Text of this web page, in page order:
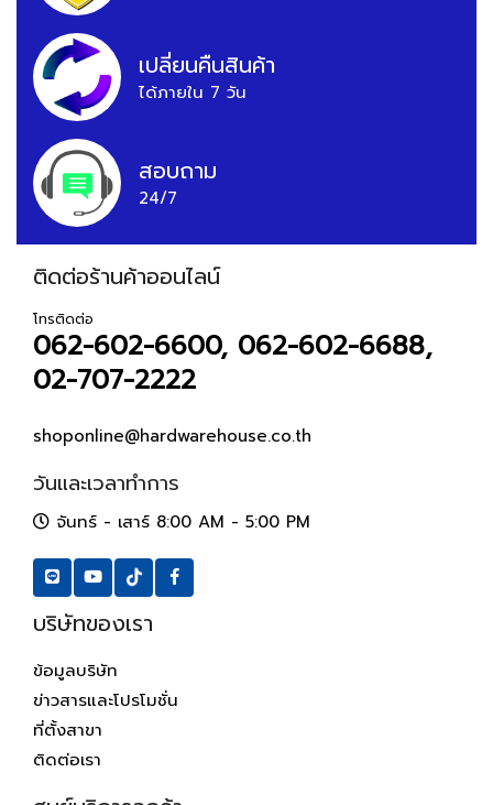
เปลี่ยนคืนสินค้า
ได้ภายใน 7 วัน
สอบถาม
24/7
ติดต่อร้านค้าออนไลน์
โทรติดต่อ
062-602-6600, 062-602-6688,
02-707-2222
shoponline@hardwarehouse.co.th
วันและเวลาทำการ
จันทร์ - เสาร์ 8:00 AM - 5:00 PM
บริษัทของเรา
ข้อมูลบริษัท
ข่าวสารและโปรโมชั่น
ที่ตั้งสาขา
ติดต่อเรา